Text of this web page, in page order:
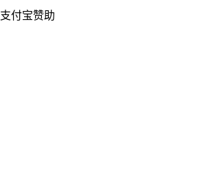
支付宝赞助